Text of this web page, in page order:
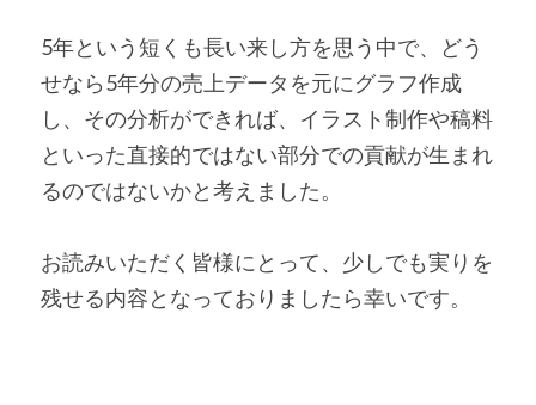
5年という短くも長い来し方を思う中で、どう
せなら5年分の売上データを元にグラフ作成
し、その分析ができれば、イラスト制作や稿料
といった直接的ではない部分での貢献が生まれ
るのではないかと考えました。
お読みいただく皆様にとって、少しでも実りを
残せる内容となっておりましたら幸いです。